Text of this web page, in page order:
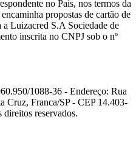
no País, nos termos da
propostas de cartão de
a Luizacred S.A Sociedade de
inscrita no CNPJ sob o nº
1088-36 - Endereço: Rua
Cruz, Franca/SP - CEP 14.403-
reservados.